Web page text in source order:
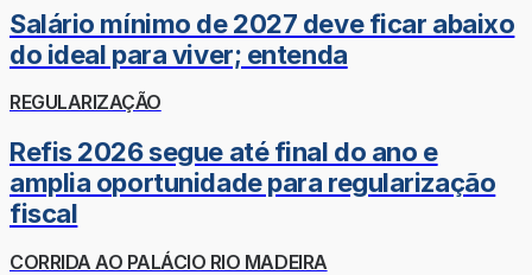
Salário mínimo de 2027 deve ficar abaixo
do ideal para viver; entenda
REGULARIZAÇÃO
Refis 2026 segue até final do ano e
amplia oportunidade para regularização
fiscal
CORRIDA AO PALÁCIO RIO MADEIRA